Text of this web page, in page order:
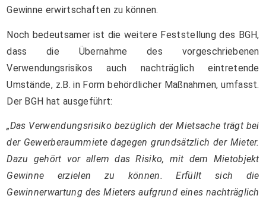
Gewinne erwirtschaften zu können.
Noch bedeutsamer ist die weitere Feststellung des BGH,
dass die Übernahme des vorgeschriebenen
Verwendungsrisikos auch nachträglich eintretende
Umstände, z.B. in Form behördlicher Maßnahmen, umfasst.
Der BGH hat ausgeführt:
„Das Verwendungsrisiko bezüglich der Mietsache trägt bei
der Gewerberaummiete dagegen grundsätzlich der Mieter.
Dazu gehört vor allem das Risiko, mit dem Mietobjekt
Gewinne erzielen zu können. Erfüllt sich die
Gewinnerwartung des Mieters aufgrund eines nachträglich